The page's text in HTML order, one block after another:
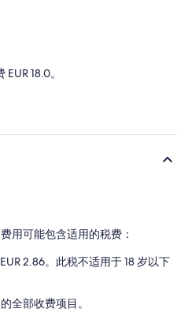
18.0。
用可能包含适用的税费：
2.86。此税不适用于 18 岁以下
全部收费项目。